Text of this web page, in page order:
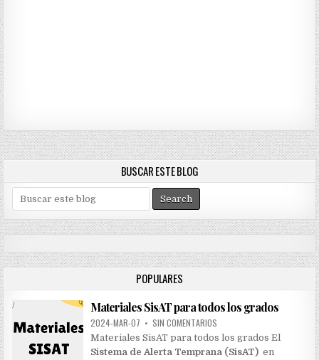
BUSCAR ESTE BLOG
e
a
r
c
h
o
r
:
POPULARES
Materiales SisAT para todos los grados
2024-MAR-07 • SIN COMENTARIOS
Materiales SisAT para todos los grados El
Sistema de Alerta Temprana (SisAT) en